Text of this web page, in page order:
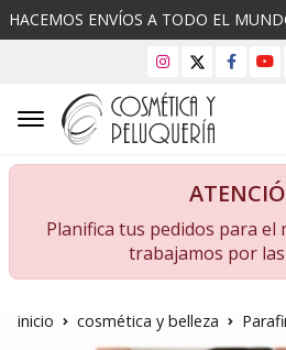
HACEMOS ENVÍOS A TODO EL
Planifica tus pedidos para el
trabajamos por
inicio cosmética y belleza